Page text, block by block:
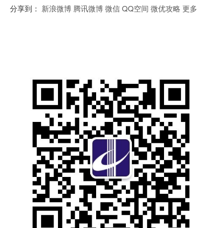
分享到： 新浪微博 腾讯微博微信QQ空间 微优攻略 更多